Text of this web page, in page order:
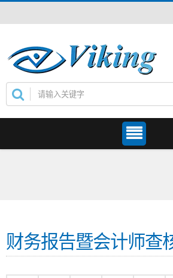
财务报告暨会计师查